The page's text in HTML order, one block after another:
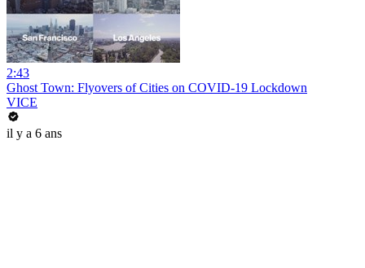
2:43
Ghost Town: Flyovers of Cities on COVID-19 Lockdown
VICE
il y a 6 ans